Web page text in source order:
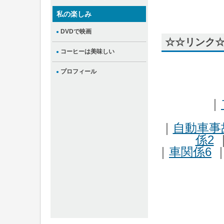
私の楽しみ
● DVDで映画
● コーヒーは美味しい
● プロフィール
☆☆リンク
自動車
係2
車関係6